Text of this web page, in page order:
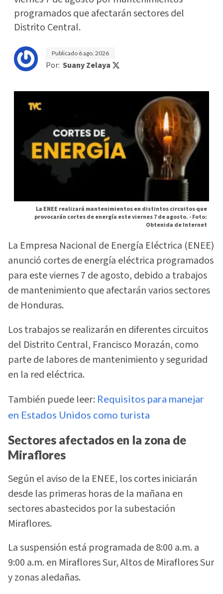
programados que afectarán sectores del
Distrito Central.
Publicado 6 ago. 2026
Por: Suany Zelaya
La ENEE realizará mantenimientos en distintos circuitos que
provocarán cortes de energía este viernes 7 de agosto. -Foto:
Obtenida de Internet
La Empresa Nacional de Energía Eléctrica (ENEE)
anunció cortes de energía eléctrica programados
para este viernes 7 de agosto, debido a trabajos
de mantenimiento que afectarán varios sectores
de Honduras.
Los trabajos se realizarán en diferentes circuitos
del Distrito Central, Francisco Morazán, como
parte de labores de mantenimiento y seguridad
en la red eléctrica.
También puede leer: Requisitos para manejar
en Estados Unidos como turista
Sectores afectados en la zona de
Miraflores
Según el aviso de la ENEE, los cortes iniciarán
desde las primeras horas de la mañana en
sectores abastecidos por la subestación
Miraflores.
La suspensión está programada de 8:00 a.m. a
9:00 a.m. en Miraflores Sur, Altos de Miraflores Sur
y zonas aledañas.